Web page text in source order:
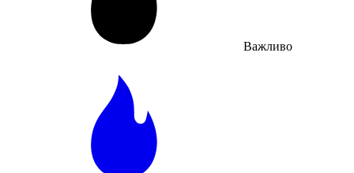
Важливо